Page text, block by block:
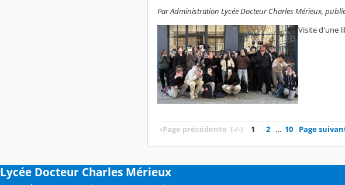
Par Administration Lycée Docteur Charles Mérieux,
Visite d'une
‹Page précédente (-/-) 1 2 … 10 Page
Lycée Docteur Charles Mérieux